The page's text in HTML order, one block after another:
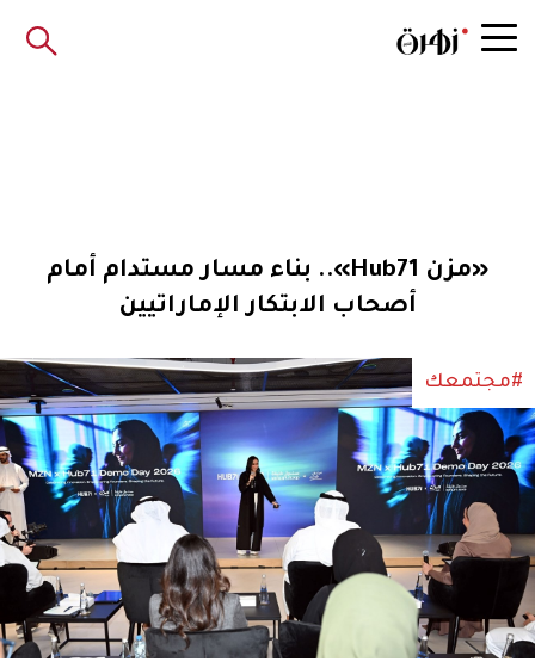
«مزن Hub71».. بناء مسار مستدام أمام
أصحاب الابتكار الإماراتيين
#مجتمعك